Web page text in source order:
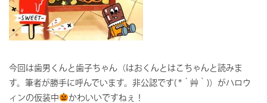
今回は歯男くんと歯子ちゃん（はおくんとはこちゃんと読みま
す。筆者が勝手に呼んでいます。非公認です( *´艸｀)）がハロウ
ィンの仮装中
かわいいですねぇ！